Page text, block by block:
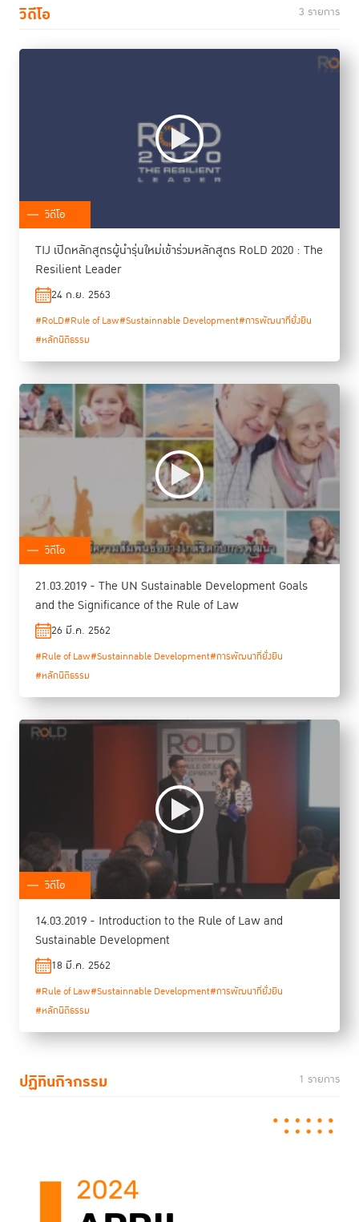
วิดีโอ 3 รายการ
วิดีโอ
TIJ เปิดหลักสูตรผู้นำรุ่นใหม่เข้าร่วมหลักสูตร RoLD 2020 : The
Resilient Leader
24 ก.ย. 2563
#RoLD#Rule of Law#Sustainnable Development#การพัฒนาที่ยั่งยืน
#หลักนิติธรรม
วิดีโอ
21.03.2019 - The UN Sustainable Development Goals
and the Significance of the Rule of Law
26 มี.ค. 2562
#Rule of Law#Sustainnable Development#การพัฒนาที่ยั่งยืน
#หลักนิติธรรม
วิดีโอ
14.03.2019 - Introduction to the Rule of Law and
Sustainable Development
18 มี.ค. 2562
#Rule of Law#Sustainnable Development#การพัฒนาที่ยั่งยืน
#หลักนิติธรรม
ปฏิทินกิจกรรม 1 รายการ